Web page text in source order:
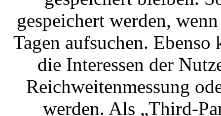
gespeichert werden,
Tagen aufsuchen.
die Interessen der
Reichweitenmessung
werden. Als „Third-